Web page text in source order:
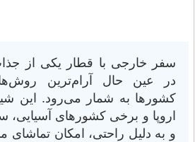
سفر خارجی با قطار یکی از
در عین حال آرام‌ترین
کشورها به شمار می‌رود. این
اروپا و برخی کشورهای آسیایی،
و به دلیل راحتی، امکان